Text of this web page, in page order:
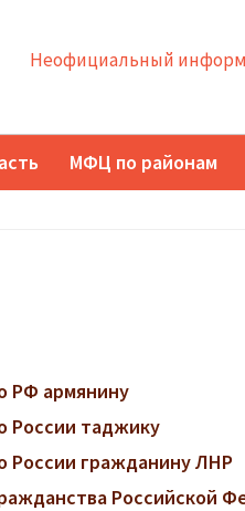
Неофициальный
МФЦ по районам
РФ армянину
России таджику
России гражданину ЛНР
Российской